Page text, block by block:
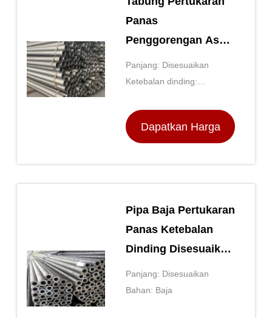
Panas
Penggorengan Asam
Dengan Ketebalan
Dinding yang
Panjang: Disesuaikan
Ketebalan dinding:
Dapatkan Harga
Pipa Baja Pertukaran
Panas Ketebalan
Dinding Disesuaikan
Dengan Standar
ASTM A53
Panjang: Disesuaikan
Bahan: Baja